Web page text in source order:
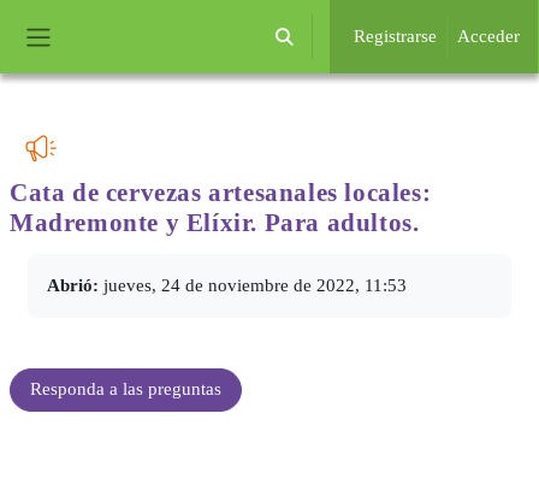
Selector de búsqueda de entrada
Registrarse Acceder
Cata de cervezas artesanales locales:
Madremonte y Elíxir. Para adultos.
Abrió: jueves, 24 de noviembre de 2022, 11:53
Responda a las preguntas